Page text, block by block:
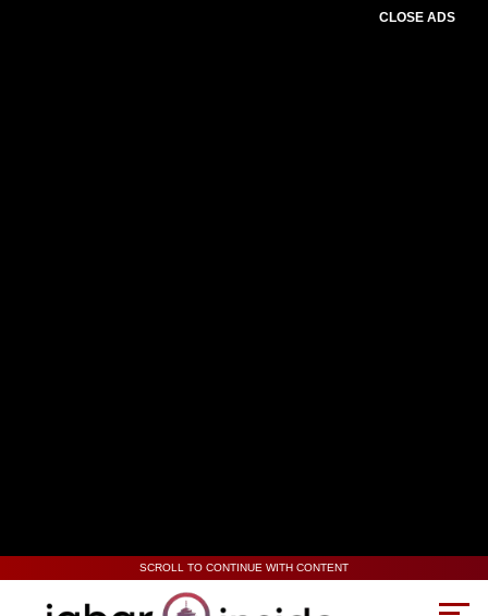
CLOSE ADS
SCROLL TO CONTINUE WITH CONTENT